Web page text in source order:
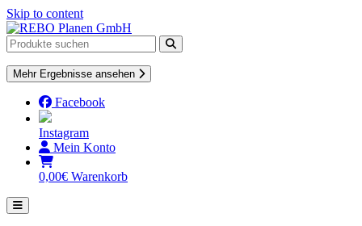
Skip to content
Mehr Ergebnisse ansehen
Facebook
Instagram
Mein Konto
0,00€ Warenkorb